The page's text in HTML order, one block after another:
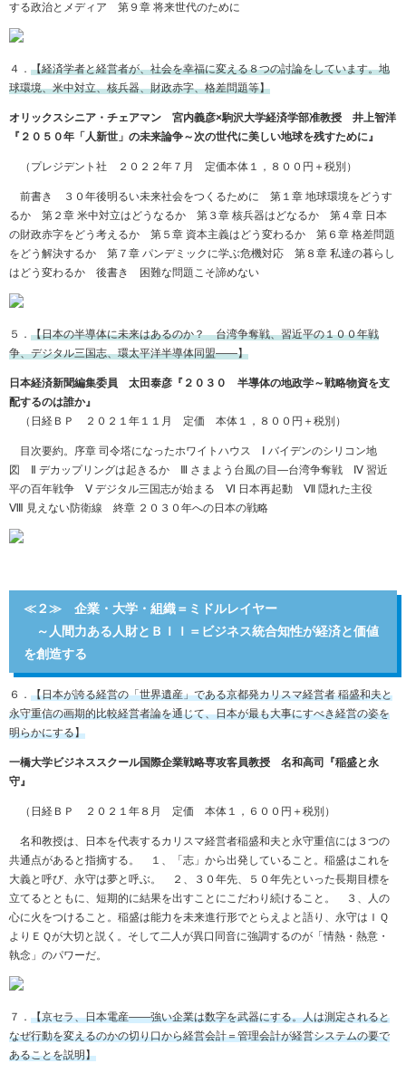
する政治とメディア 第９章 将来世代のために
４． 【経済学者と経営者が、社会を幸福に変える８つの討論をしています。地
球環境、米中対立、核兵器、財政赤字、格差問題等】
オリックスシニア・チェアマン 宮内義彦×駒沢大学経済学部准教授 井上智洋
『２０５０年「人新世」の未来論争～次の世代に美しい地球を残すために』
（プレジデント社 ２０２２年７月 定価本体１，８００円＋税別）
前書き ３０年後明るい未来社会をつくるために 第１章 地球環境をどうす
るか 第２章 米中対立はどうなるか 第３章 核兵器はどなるか 第４章 日本
の財政赤字をどう考えるか 第５章 資本主義はどう変わるか 第６章 格差問題
をどう解決するか 第７章 パンデミックに学ぶ危機対応 第８章 私達の暮らし
はどう変わるか 後書き 困難な問題こそ諦めない
５． 【日本の半導体に未来はあるのか？ 台湾争奪戦、習近平の１００年戦
争、デジタル三国志、環太平洋半導体同盟――】
日本経済新聞編集委員 太田泰彦『２０３０ 半導体の地政学～戦略物資を支
配するのは誰か』
（日経ＢＰ ２０２１年１１月 定価 本体１，８００円＋税別）
目次要約。序章 司令塔になったホワイトハウス Ⅰ バイデンのシリコン地
図 Ⅱ デカップリングは起きるか Ⅲ さまよう台風の目―台湾争奪戦 Ⅳ 習近
平の百年戦争 Ⅴ デジタル三国志が始まる Ⅵ 日本再起動 Ⅶ 隠れた主役
Ⅷ 見えない防衛線 終章 ２０３０年への日本の戦略
≪２≫ 企業・大学・組織＝ミドルレイヤー
～人間力ある人財とＢＩＩ＝ビジネス統合知性が経済と価値
を創造する
６． 【日本が誇る経営の「世界遺産」である京都発カリスマ経営者 稲盛和夫と
永守重信の画期的比較経営者論を通じて、日本が最も大事にすべき経営の姿を
明らかにする】
一橋大学ビジネススクール国際企業戦略専攻客員教授 名和高司『稲盛と永
守』
（日経ＢＰ ２０２１年８月 定価 本体１，６００円＋税別）
名和教授は、日本を代表するカリスマ経営者稲盛和夫と永守重信には３つの
共通点があると指摘する。 １、「志」から出発していること。稲盛はこれを
大義と呼び、永守は夢と呼ぶ。 ２、３０年先、５０年先といった長期目標を
立てるとともに、短期的に結果を出すことにこだわり続けること。 ３、人の
心に火をつけること。稲盛は能力を未来進行形でとらえよと語り、永守はＩＱ
よりＥＱが大切と説く。そして二人が異口同音に強調するのが「情熱・熱意・
執念」のパワーだ。
７． 【京セラ、日本電産――強い企業は数字を武器にする。人は測定されると
なぜ行動を変えるのかの切り口から経営会計＝管理会計が経営システムの要で
あることを説明】